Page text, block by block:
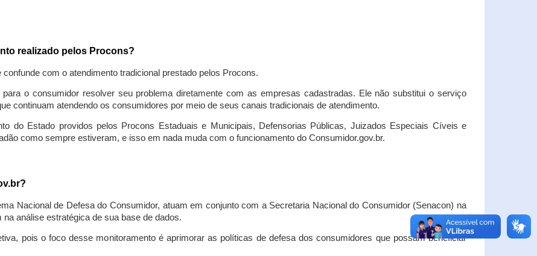
realizado pelos Procons?
com o atendimento tradicional prestado pelos Procons.
o consumidor resolver seu problema diretamente com as empresas cadastradas. Ele não substitui o serviço
continuam atendendo os consumidores por meio de seus canais tradicionais de atendimento.
do Estado providos pelos Procons Estaduais e Municipais, Defensorias Públicas, Juizados Especiais Cíveis e
como sempre estiveram, e isso em nada muda com o funcionamento do Consumidor.gov.br.
Nacional de Defesa do Consumidor, atuam em conjunto com a Secretaria Nacional do Consumidor (Senacon) na
análise estratégica de sua base de dados.
pois o foco desse monitoramento é aprimorar as políticas de defesa dos consumidores que possam beneficiar